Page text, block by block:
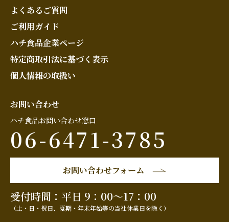
よくあるご質問
ご利用ガイド
ハチ食品企業ページ
特定商取引法に基づく表示
個人情報の取扱い
お問い合わせ
ハチ食品お問い合わせ窓口
06-6471-3785
お問い合わせフォーム
受付時間：平日 9：00～17：00
（土・日・祝日、夏期・年末年始等の当社休業日を除く）